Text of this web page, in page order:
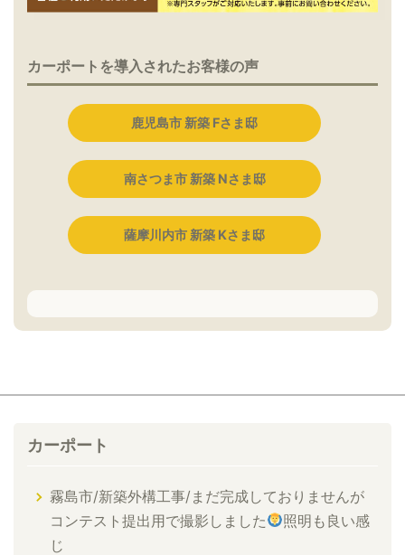
カーポートを導入されたお客様の声
鹿児島市 新築 Fさま邸
南さつま市 新築 Nさま邸
薩摩川内市 新築 Kさま邸
カーポート
霧島市/新築外構工事/まだ完成しておりませんが
コンテスト提出用で撮影しました
照明も良い感
じ